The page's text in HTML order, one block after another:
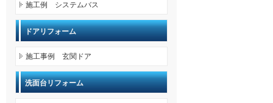
施工例 システムバス
ドアリフォーム
施工事例 玄関ドア
洗面台リフォーム